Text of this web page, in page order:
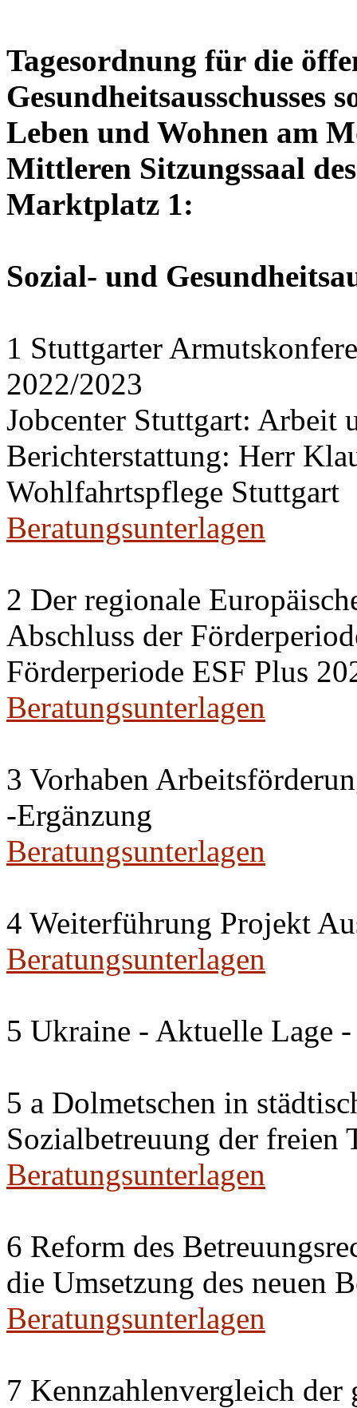
Tagesordnung für die
Gesundheitsausschusses
Leben und Wohnen am
Mittleren Sitzungssaal
Marktplatz 1:
Sozial- und
1 Stuttgarter
2022/2023
Jobcenter Stuttgart: Arbeit
Berichterstattung: Herr
Wohlfahrtspflege Stuttgart
Beratungsunterlagen
2 Der regionale
Abschluss der
Förderperiode ESF Plus
Beratungsunterlagen
3 Vorhaben
-Ergänzung
Beratungsunterlagen
4 Weiterführung Projekt
Beratungsunterlagen
5 Ukraine - Aktuelle Lage
5 a Dolmetschen in
Sozialbetreuung der freien
Beratungsunterlagen
6 Reform des
die Umsetzung des neuen
Beratungsunterlagen
7 Kennzahlenvergleich